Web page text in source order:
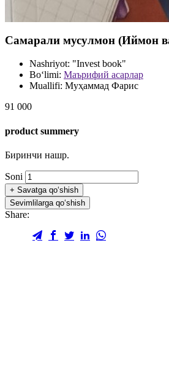
Самарали мусулмон (Иймон
Nashriyot: "Invest book"
Bo‘limi: Маърифий асарлар
Muallifi: Муҳаммад Фарис
91 000
product summery
Биринчи нашр.
Soni
+ Savatga qo‘shish
Sevimlilarga qo‘shish
Share: